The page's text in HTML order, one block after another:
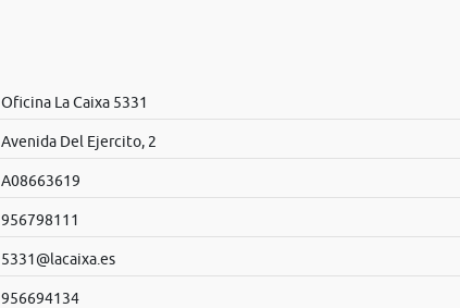
Oficina La Caixa 5331
Avenida Del Ejercito, 2
A08663619
956798111
5331@lacaixa.es
956694134